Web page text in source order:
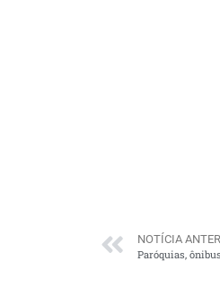
NOTÍCIA
Paróquias,